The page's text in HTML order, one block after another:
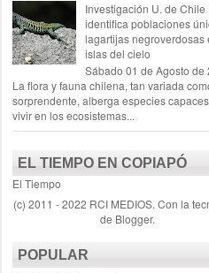
Investigación U. de Chile
identifica poblaciones
lagartijas negroverdosas
islas del cielo
Sábado 01 de Agosto de
La flora y fauna chilena, tan variada
sorprendente, alberga especies
vivir en los ecosistemas...
EL TIEMPO EN COPIAPÓ
El Tiempo
(c) 2011 - 2022 RCI MEDIOS. Con la
de Blogger.
POPULAR